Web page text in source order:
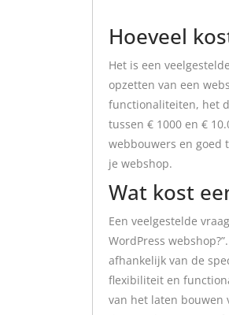
Hoeveel
Het is een
opzetten van een
functionaliteiten, het
tussen € 1000 en €
webbouwers en goed
je webshop.
Wat kost
Een veelgestelde
WordPress
afhankelijk van de
flexibiliteit en
van het laten bouwen